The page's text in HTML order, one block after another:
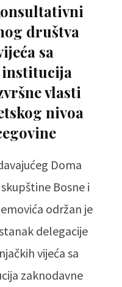
društva
sa
vlasti
nivoa
Doma
Bosne i
održan je
delegacije
vijeća sa
zaknodavne